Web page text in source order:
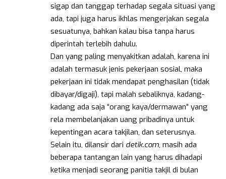
sigap dan tanggap terhadap segala situasi yang
ada, tapi juga harus ikhlas mengerjakan segala
sesuatunya, bahkan kalau bisa tanpa harus
diperintah terlebih dahulu.
Dan yang paling menyakitkan adalah, karena ini
adalah termasuk jenis pekerjaan sosial, maka
pekerjaan ini tidak mendapat penghasilan (tidak
dibayar/digaji), tapi malah sebaliknya, kadang-
kadang ada saja “orang kaya/dermawan” yang
rela membelanjakan uang pribadinya untuk
kepentingan acara takjilan, dan seterusnya.
Selain itu, dilansir dari detik.com, masih ada
beberapa tantangan lain yang harus dihadapi
ketika menjadi seorang panitia takjil di bulan